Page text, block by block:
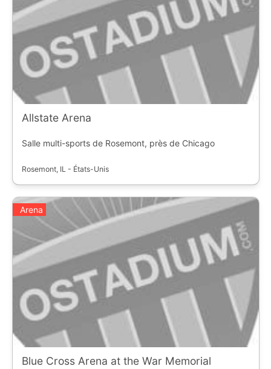
Allstate Arena
Salle multi-sports de Rosemont, près de Chicago
Rosemont, IL - États-Unis
Arena
Blue Cross Arena at the War Memorial